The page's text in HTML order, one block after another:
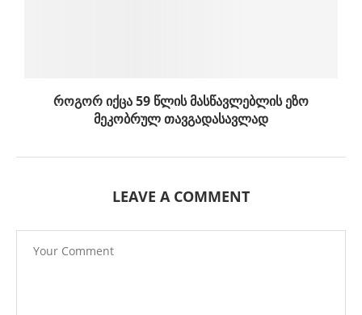
როგორ იქცა 59 წლის მასწავლებლის ეზო
მეკობრულ თავგადასავლად
LEAVE A COMMENT